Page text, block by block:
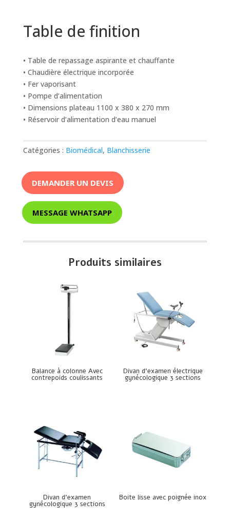
Table de finition
• Table de repassage aspirante et chauffante
• Chaudière électrique incorporée
• Fer vaporisant
• Pompe d’alimentation
• Dimensions plateau 1100 x 380 x 270 mm
• Réservoir d’alimentation d’eau manuel
Catégories : Biomédical, Blanchisserie
DEMANDER UN DEVIS
MESSAGE WHATSAPP
Produits similaires
Balance à colonne Avec
contrepoids coulissants
Divan d’examen électrique
gynécologique 3 sections
Divan d’examen
gynécologique 3 sections
Boite lisse avec poignée inox